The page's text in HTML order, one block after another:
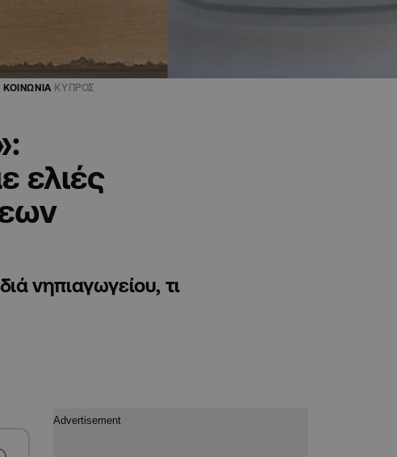
ΚΟΙΝΩΝΙΑ ΚΥΠΡΟΣ
ελιές
νηπιαγωγείου, τι